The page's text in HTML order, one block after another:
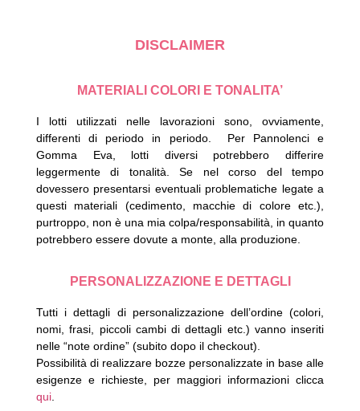
DISCLAIMER
MATERIALI COLORI E TONALITA’
I lotti utilizzati nelle lavorazioni sono, ovviamente,
differenti di periodo in periodo. Per Pannolenci e
Gomma Eva, lotti diversi potrebbero differire
leggermente di tonalità.Se nel corso del tempo
dovessero presentarsi eventuali problematiche legate a
questi materiali (cedimento, macchie di colore etc.),
purtroppo, non è una mia colpa/responsabilità, in quanto
potrebbero essere dovute a monte, alla produzione.
PERSONALIZZAZIONE E DETTAGLI
Tutti i dettagli di personalizzazione dell’ordine (colori,
nomi, frasi, piccoli cambi di dettagli etc.) vanno inseriti
nelle “note ordine” (subito dopo il checkout).
Possibilità di realizzare bozze personalizzate in base alle
esigenze e richieste, per maggiori informazioni clicca
qui